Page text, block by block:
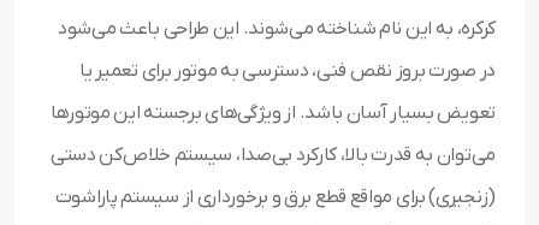
کرکره، به این نام شناخته می‌شوند. این طراحی باعث می‌شود
در صورت بروز نقص فنی، دسترسی به موتور برای تعمیر یا
تعویض بسیار آسان باشد. از ویژگی‌های برجسته این موتورها
می‌توان به قدرت بالا، کارکرد بی‌صدا، سیستم خلاص‌کن دستی
(زنجیری) برای مواقع قطع برق و برخورداری از سیستم پاراشوت